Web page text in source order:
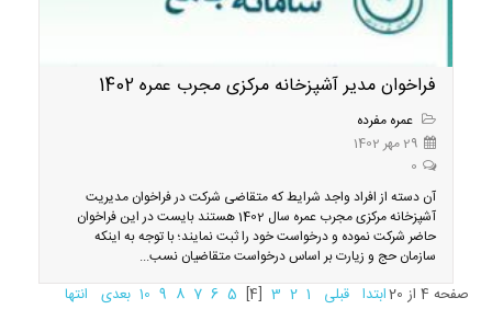
فراخوان مدیر آشپزخانه مرکزی مجرب عمره 1402
عمره مفرده
29 مهر 1402
0
آن دسته از افراد واجد شرایط که متقاضی شرکت در فراخوان مدیریت
آشپزخانه مرکزی مجرب عمره سال 1402 هستند بایست در این فراخوان
حاضر شرکت نموده و درخواست خود را ثبت نمایند؛ با توجه به اینکه
سازمان حج و زیارت بر اساس درخواست متقاضیان نسب...
صفحه 4 از 20 ابتدا قبلی 1
2
3
[4]
5
6
7
8
9
10 بعدی انتها